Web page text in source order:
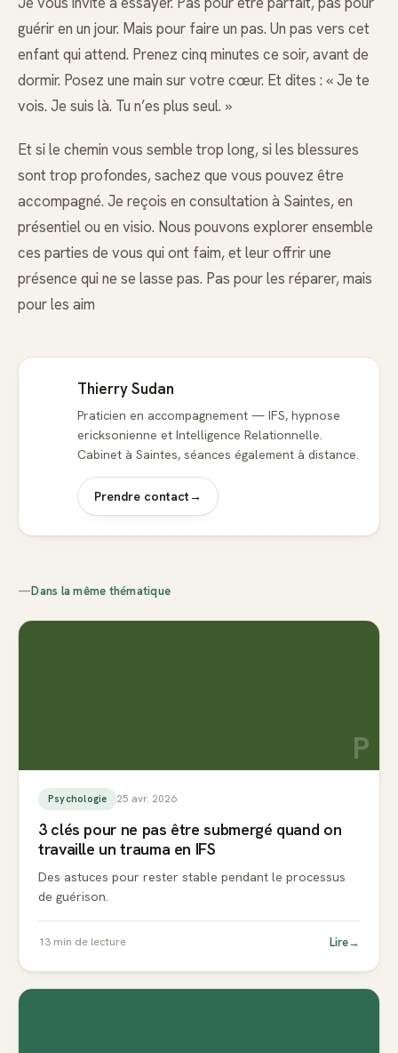
guérir en un jour. Mais pour faire un pas. Un pas vers cet
enfant qui attend. Prenez cinq minutes ce soir, avant de
dormir. Posez une main sur votre cœur. Et dites : « Je te
vois. Je suis là. Tu n’es plus seul. »
Et si le chemin vous semble trop long, si les blessures
sont trop profondes, sachez que vous pouvez être
accompagné. Je reçois en consultation à Saintes, en
présentiel ou en visio. Nous pouvons explorer ensemble
ces parties de vous qui ont faim, et leur offrir une
présence qui ne se lasse pas. Pas pour les réparer, mais
pour les aim
Thierry Sudan
Praticien en accompagnement — IFS, hypnose
ericksonienne et Intelligence Relationnelle.
Cabinet à Saintes, séances également à distance.
Prendre contact→
—Dans la même thématique
P
Psychologie 25 avr. 2026
3 clés pour ne pas être submergé quand on
travaille un trauma en IFS
Des astuces pour rester stable pendant le processus
de guérison.
13 min de lecture Lire→